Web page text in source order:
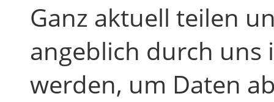
Ganz aktuell teilen
angeblich durch uns
werden, um Daten